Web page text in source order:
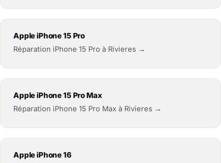
Apple iPhone 15 Pro
Réparation iPhone 15 Pro à Rivieres →
Apple iPhone 15 Pro Max
Réparation iPhone 15 Pro Max à Rivieres →
Apple iPhone 16